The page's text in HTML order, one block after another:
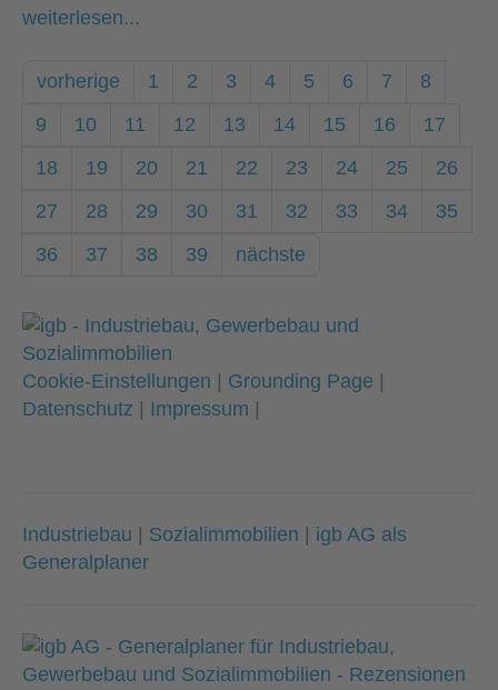
weiterlesen...
vorherige 1 2 3 4 5 6 7
8
9
10 11 12 13 14 15 16
17
18
19 20 21 22 23 24 25
26
27
28 29 30 31 32 33 34
35
36
37 38 39 nächste
Cookie-Einstellungen | Grounding Page |
Datenschutz | Impressum |
Industriebau Sozialimmobilien
igb AG als
Generalplaner